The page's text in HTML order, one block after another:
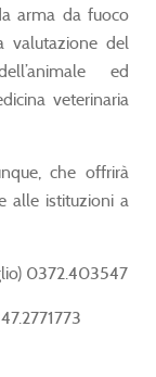
arma da fuoco
valutazione del
ed
veterinaria
che offrirà
alle istituzioni a
0372.403547